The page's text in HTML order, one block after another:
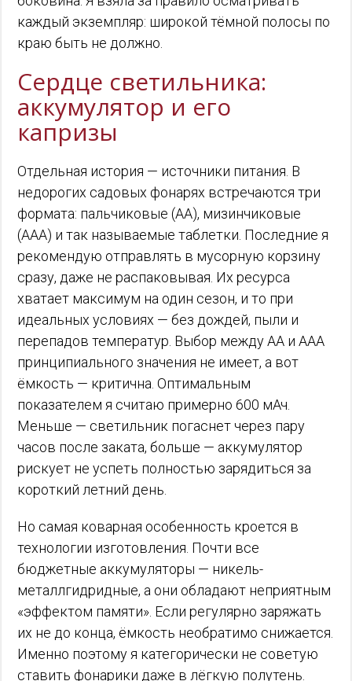
каждый экземпляр: широкой тёмной полосы по
краю быть не должно.
Сердце светильника:
аккумулятор и его
капризы
Отдельная история — источники питания. В
недорогих садовых фонарях встречаются три
формата: пальчиковые (АА), мизинчиковые
(ААА) и так называемые таблетки. Последние я
рекомендую отправлять в мусорную корзину
сразу, даже не распаковывая. Их ресурса
хватает максимум на один сезон, и то при
идеальных условиях — без дождей, пыли и
перепадов температур. Выбор между АА и ААА
принципиального значения не имеет, а вот
ёмкость — критична. Оптимальным
показателем я считаю примерно 600 мАч.
Меньше — светильник погаснет через пару
часов после заката, больше — аккумулятор
рискует не успеть полностью зарядиться за
короткий летний день.
Но самая коварная особенность кроется в
технологии изготовления. Почти все
бюджетные аккумуляторы — никель-
металлгидридные, а они обладают неприятным
«эффектом памяти». Если регулярно заряжать
их не до конца, ёмкость необратимо снижается.
Именно поэтому я категорически не советую
ставить фонарики даже в лёгкую полутень.